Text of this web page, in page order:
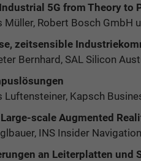
5G from Theory to
Müller, Robert Bosch GmbH
zeitsensible
Bernhard, SAL Silicon
Luftensteiner, Kapsch
scale Augmented
INS Insider
an Leiterplatten